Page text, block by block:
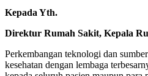
Kepada Yth.
Direktur Rumah Sakit, Kepala
Perkembangan teknologi dan
kesehatan dengan lembaga